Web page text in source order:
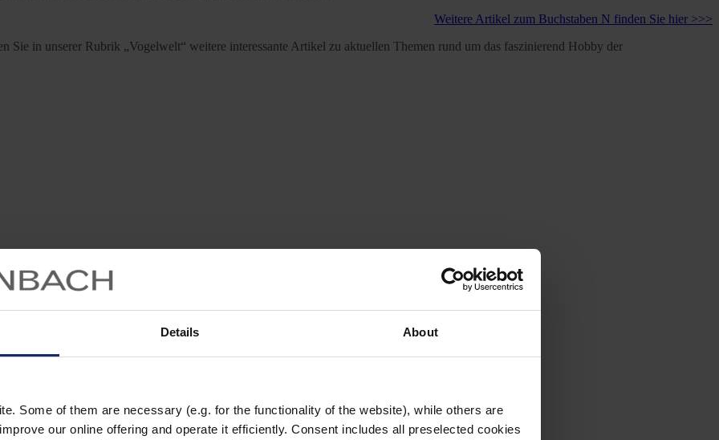
Details About
Some of them are necessary (e.g. for the functionality of the website), while others are
our online offering and operate it efficiently. Consent includes all preselected cookies
Weitere Artikel zum Buchstaben N finden Sie hier >>>
Sie in unserer Rubrik „Vogelwelt“ weitere interessante Artikel zu aktuellen Themen rund um das faszinierend Hobby der